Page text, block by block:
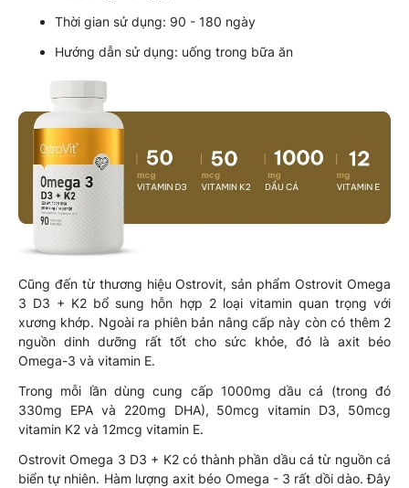
Thời gian sử dụng: 90 - 180 ngày
Hướng dẫn sử dụng: uống trong bữa ăn
Cũng đến từ thương hiệu Ostrovit, sản phẩm Ostrovit Omega
3 D3 + K2 bổ sung hỗn hợp 2 loại vitamin quan trọng với
xương khớp. Ngoài ra phiên bản nâng cấp này còn có thêm 2
nguồn dinh dưỡng rất tốt cho sức khỏe, đó là axit béo
Omega-3 và vitamin E.
Trong mỗi lần dùng cung cấp 1000mg dầu cá (trong đó
330mg EPA và 220mg DHA), 50mcg vitamin D3, 50mcg
vitamin K2 và 12mcg vitamin E.
Ostrovit Omega 3 D3 + K2 có thành phần dầu cá từ nguồn cá
biển tự nhiên. Hàm lượng axit béo Omega - 3 rất dồi dào. Đây